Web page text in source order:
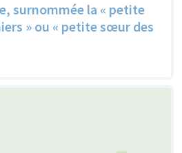
surnommée la « petite
» ou « petite sœur des